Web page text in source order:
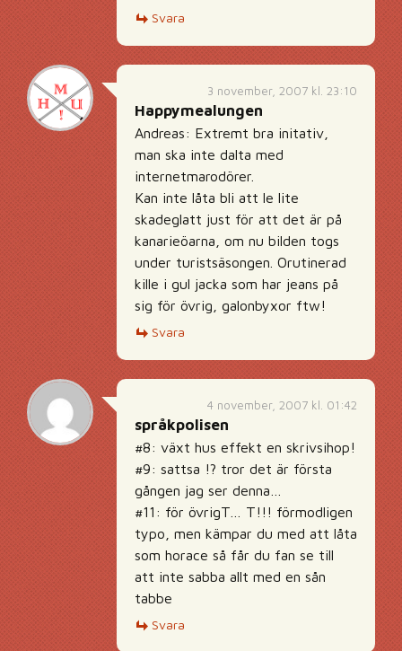
Svara
3 november, 2007 kl. 23:10
Happymealungen
Andreas: Extremt bra initativ,
man ska inte dalta med
internetmarodörer.
Kan inte låta bli att le lite
skadeglatt just för att det är på
kanarieöarna, om nu bilden togs
under turistsäsongen. Orutinerad
kille i gul jacka som har jeans på
sig för övrig, galonbyxor ftw!
Svara
4 november, 2007 kl. 01:42
språkpolisen
#8: växt hus effekt en skrivsihop!
#9: sattsa !? tror det är första
gången jag ser denna…
#11: för övrigT… T!!! förmodligen
typo, men kämpar du med att låta
som horace så får du fan se till
att inte sabba allt med en sån
tabbe
Svara